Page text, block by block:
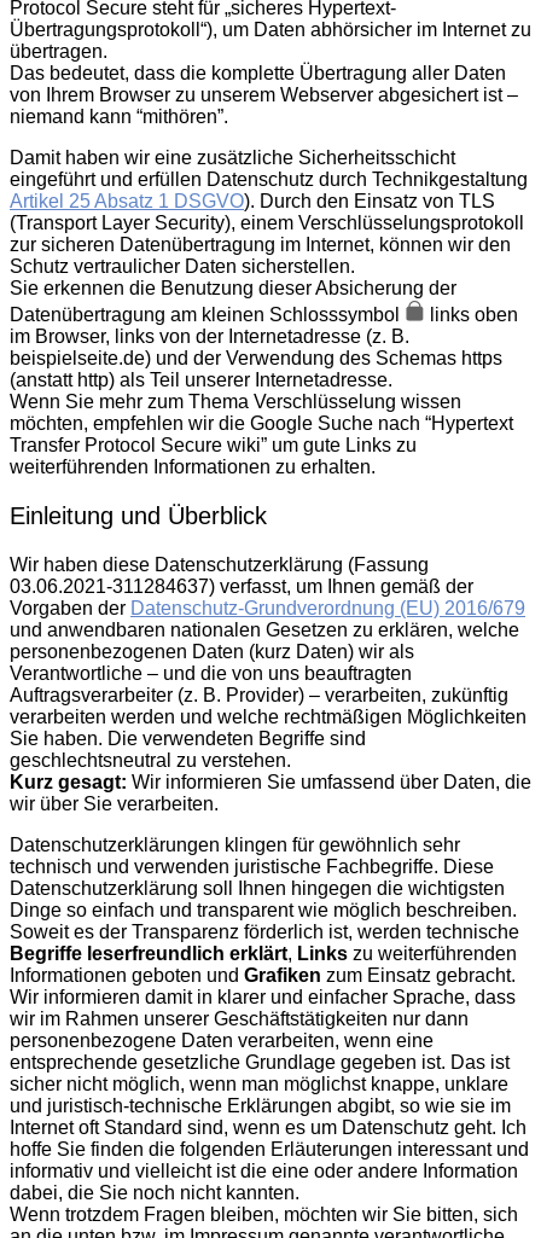
Protocol Secure steht für „sicheres Hypertext-
Übertragungsprotokoll“), um Daten abhörsicher im Internet zu
übertragen.
Das bedeutet, dass die komplette Übertragung aller Daten
von Ihrem Browser zu unserem Webserver abgesichert ist –
niemand kann “mithören”.
Damit haben wir eine zusätzliche Sicherheitsschicht
eingeführt und erfüllen Datenschutz durch Technikgestaltung
Artikel 25 Absatz 1 DSGVO). Durch den Einsatz von TLS
(Transport Layer Security), einem Verschlüsselungsprotokoll
zur sicheren Datenübertragung im Internet, können wir den
Schutz vertraulicher Daten sicherstellen.
Sie erkennen die Benutzung dieser Absicherung der
Datenübertragung am kleinen Schlosssymbol
links oben
im Browser, links von der Internetadresse (z. B.
beispielseite.de) und der Verwendung des Schemas https
(anstatt http) als Teil unserer Internetadresse.
Wenn Sie mehr zum Thema Verschlüsselung wissen
möchten, empfehlen wir die Google Suche nach “Hypertext
Transfer Protocol Secure wiki” um gute Links zu
weiterführenden Informationen zu erhalten.
Einleitung und Überblick
Wir haben diese Datenschutzerklärung (Fassung
03.06.2021-311284637) verfasst, um Ihnen gemäß der
Vorgaben der Datenschutz-Grundverordnung (EU) 2016/679
und anwendbaren nationalen Gesetzen zu erklären, welche
personenbezogenen Daten (kurz Daten) wir als
Verantwortliche – und die von uns beauftragten
Auftragsverarbeiter (z. B. Provider) – verarbeiten, zukünftig
verarbeiten werden und welche rechtmäßigen Möglichkeiten
Sie haben. Die verwendeten Begriffe sind
geschlechtsneutral zu verstehen.
Kurz gesagt: Wir informieren Sie umfassend über Daten, die
wir über Sie verarbeiten.
Datenschutzerklärungen klingen für gewöhnlich sehr
technisch und verwenden juristische Fachbegriffe. Diese
Datenschutzerklärung soll Ihnen hingegen die wichtigsten
Dinge so einfach und transparent wie möglich beschreiben.
Soweit es der Transparenz förderlich ist, werden technische
Begriffe leserfreundlich erklärt, Links zu weiterführenden
Informationen geboten und Grafiken zum Einsatz gebracht.
Wir informieren damit in klarer und einfacher Sprache, dass
wir im Rahmen unserer Geschäftstätigkeiten nur dann
personenbezogene Daten verarbeiten, wenn eine
entsprechende gesetzliche Grundlage gegeben ist. Das ist
sicher nicht möglich, wenn man möglichst knappe, unklare
und juristisch-technische Erklärungen abgibt, so wie sie im
Internet oft Standard sind, wenn es um Datenschutz geht. Ich
hoffe Sie finden die folgenden Erläuterungen interessant und
informativ und vielleicht ist die eine oder andere Information
dabei, die Sie noch nicht kannten.
Wenn trotzdem Fragen bleiben, möchten wir Sie bitten, sich